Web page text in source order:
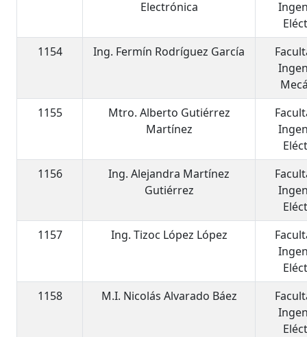
Electrónica
1154
Ing. Fermín Rodríguez García
1155
Mtro. Alberto Gutiérrez
Martínez
1156
Ing. Alejandra Martínez
Gutiérrez
1157
Ing. Tizoc López López
1158
M.I. Nicolás Alvarado Báez